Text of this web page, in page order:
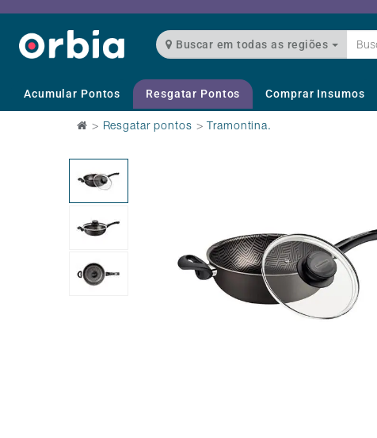
Buscar em todas as regiões
Acumular Pontos Resgatar Pontos Comprar Insumos
> Resgatar pontos > Tramontina.